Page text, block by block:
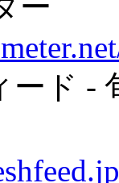
ー
ド -